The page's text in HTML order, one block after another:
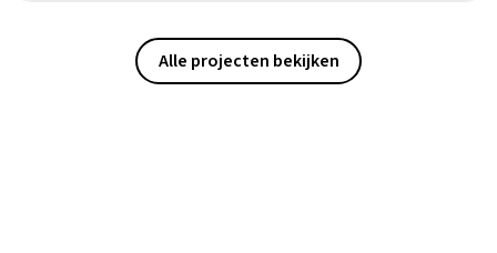
Alle projecten bekijken